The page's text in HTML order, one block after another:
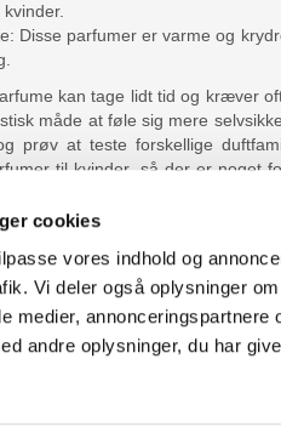
cookies
vores indhold og
Vi deler også oplysninger
medier,
andre oplysninger, du har
Disse parfumer er varme og
kan tage lidt tid og kræver
måde at føle sig mere
prøv at teste forskellige
til kvinder, så der er noget
Aarhus
33B, 8381 Tilst